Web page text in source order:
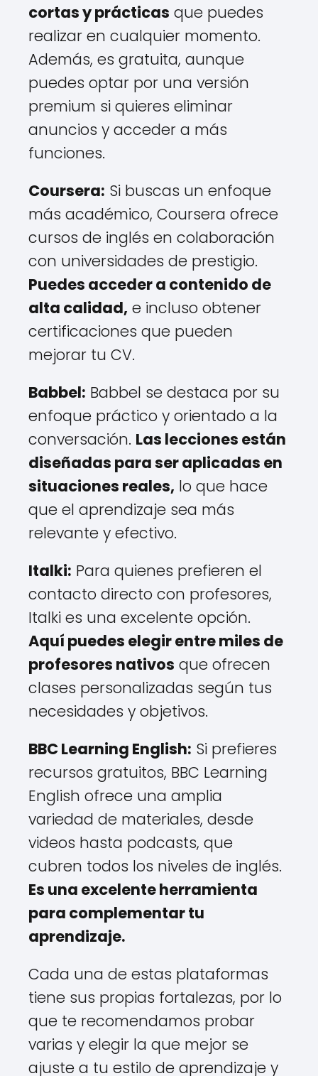
cortas y prácticas que puedes
realizar en cualquier momento.
Además, es gratuita, aunque
puedes optar por una versión
premium si quieres eliminar
anuncios y acceder a más
funciones.
Coursera: Si buscas un enfoque
más académico, Coursera ofrece
cursos de inglés en colaboración
con universidades de prestigio.
Puedes acceder a contenido de
alta calidad, e incluso obtener
certificaciones que pueden
mejorar tu CV.
Babbel: Babbel se destaca por su
enfoque práctico y orientado a la
conversación. Las lecciones están
diseñadas para ser aplicadas en
situaciones reales, lo que hace
que el aprendizaje sea más
relevante y efectivo.
Italki: Para quienes prefieren el
contacto directo con profesores,
Italki es una excelente opción.
Aquí puedes elegir entre miles de
profesores nativos que ofrecen
clases personalizadas según tus
necesidades y objetivos.
BBC Learning English: Si prefieres
recursos gratuitos, BBC Learning
English ofrece una amplia
variedad de materiales, desde
videos hasta podcasts, que
cubren todos los niveles de inglés.
Es una excelente herramienta
para complementar tu
aprendizaje.
Cada una de estas plataformas
tiene sus propias fortalezas, por lo
que te recomendamos probar
varias y elegir la que mejor se
ajuste a tu estilo de aprendizaje y